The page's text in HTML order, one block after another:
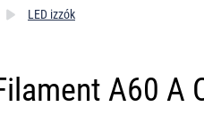
LED izzók
A60